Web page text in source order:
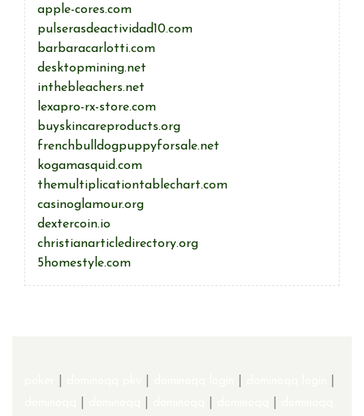
apple-cores.com
pulserasdeactividad10.com
barbaracarlotti.com
desktopmining.net
inthebleachers.net
lexapro-rx-store.com
buyskincareproducts.org
frenchbulldogpuppyforsale.net
kogamasquid.com
themultiplicationtablechart.com
casinoglamour.org
dextercoin.io
christianarticledirectory.org
5homestyle.com